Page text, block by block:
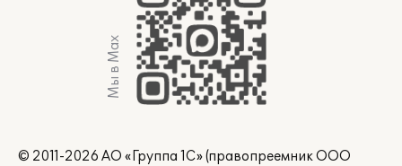
Мы в Max
© 2011-2026 АО «Группа 1С» (правопреемник ООО